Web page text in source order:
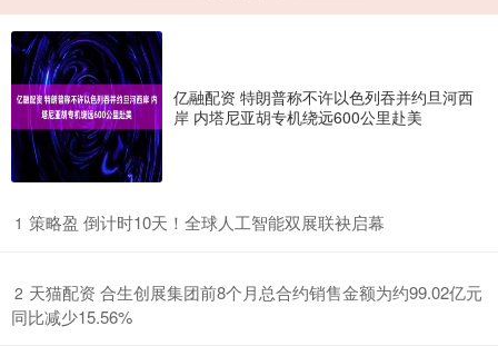
亿融配资 特朗普称不许以色列吞并约旦河西
岸 内塔尼亚胡专机绕远600公里赴美
1 ​策略盈 倒计时10天！全球人工智能双展联袂启幕
2 ​天猫配资 合生创展集团前8个月总合约销售金额为约99.02亿元
同比减少15.56%